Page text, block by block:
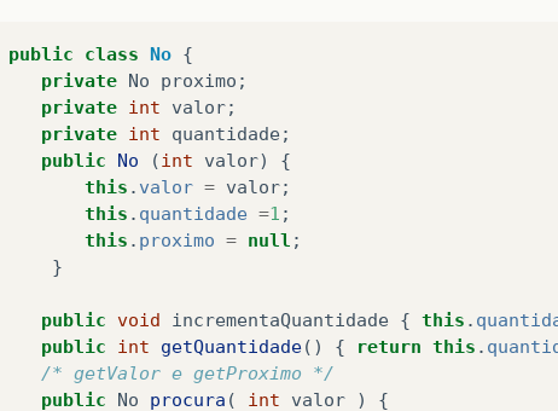
public class No {
private No proximo ;
private int valor;
private int quantidade;
public
No (int valor)
{
this . valor = valor;
this . quantidade =1 ;
this . proximo = null ;
}
public void incrementaQuantidade { this .
public
int getQuantidade() { return this .
/* getValor e getProximo */
public
No procura ( int valor )
{